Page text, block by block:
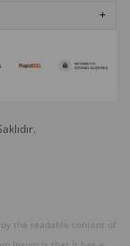
the readable content of